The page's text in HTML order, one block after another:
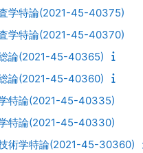
学特論(2021-45-40375)
学特論(2021-45-40370)
論(2021-45-40365)
論(2021-45-40360)
特論(2021-45-40335)
特論(2021-45-40330)
術学特論(2021-45-30360)